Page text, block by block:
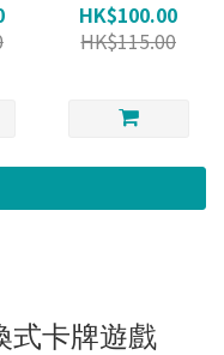
Forest Green -
Matte Dual
Sleeves - 卡套
HK$100.00
HK$115.00
式卡牌遊戲